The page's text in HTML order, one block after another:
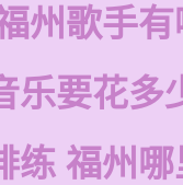
州歌手
乐要花多
练 福州